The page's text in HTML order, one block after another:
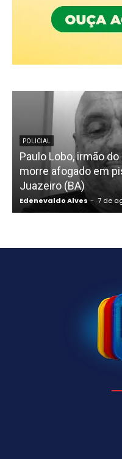
POLICIAL
Paulo Lobo, irmão
morre afogado em
Juazeiro (BA)
Edenevaldo Alves - 7 de